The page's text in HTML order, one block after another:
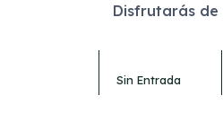
Disfrutarás de
Sin Entrada